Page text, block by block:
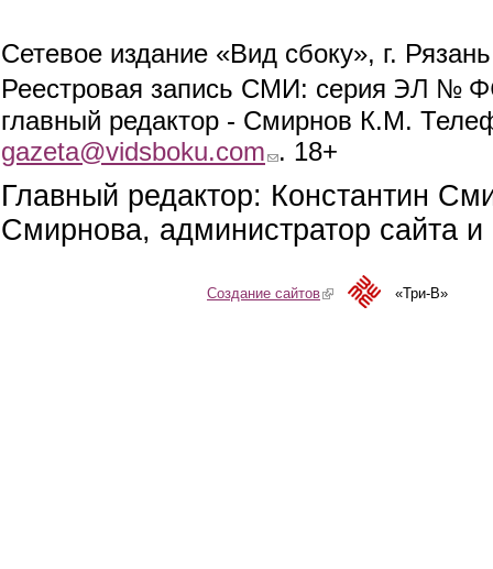
Сетевое издание «Вид сбоку», г.
Реестровая запись СМИ: серия ЭЛ №
главный редактор - Смирнов К.М.
gazeta@vidsboku.com (link sends e-mail)
. 18+
Главный редактор: Константин
Смирнова, администратор сайта
Создание сайтов(link is external)«Три-В»